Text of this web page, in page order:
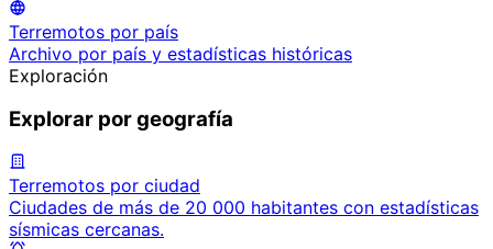
Terremotos por país
Archivo por país y estadísticas históricas
Exploración
Explorar por geografía
Terremotos por ciudad
Ciudades de más de 20 000 habitantes con estadísticas
sísmicas cercanas.